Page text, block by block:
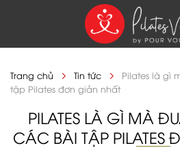
Trang chủ Tin tức
Pilates là gì
tập Pilates đơn giản nhất
PILATES LÀ GÌ MÀ
CÁC BÀI TẬP PILATES